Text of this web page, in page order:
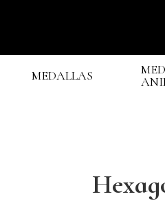
MEDALLAS